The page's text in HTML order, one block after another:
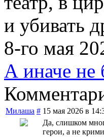
и убивать
8-го мая
А иначе не
Милаша # 15 мая 2026 в
Да, слишком
герои, а не